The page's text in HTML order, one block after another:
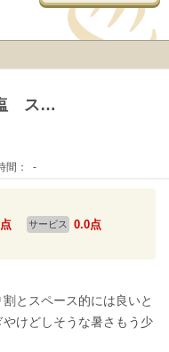
塩 ス…
間： -
サービス 0.0点
とスペース的には良いと
けどしそうな暑さもう少